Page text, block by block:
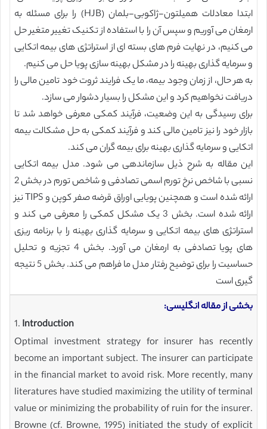
ابتدا معادلات همیلتون-ژاکوبی-بلمان (HJB) را برای مسئله به
ارمغان می آوریم و سپس آن را با استفاده از تکنیک تغییر متغیر حل
می کنیم، در نهایت فرم های بسته ای از استراتژی های بیمه اتکایی
و سرمایه گذاری بهینه را در مشکل بهینه سازی پویا حل می کنیم.
به هر حال، از زمان وجود بیمه، ما یک فرایند ثروت خود تامین مالی را
دریافت نخواهیم کرد و این مشکل را بسیار دشوار می سازد.
برای رسیدگی به این وضعیت، فرآیند کمکی معرفی خواهد شد تا
بازار خود را نیز تامین مالی کند و فرآیند کمکی به حل مشکالت بیمه
اتکایی و سرمایه گذاری بهینه برای بیمه گران می کند.
این مقاله به شرح ذیل سازماندهی می شود. مدل بیمه اتکایی
نسبی با شاخص نرخ تورم اسمی تصادفی و شاخص تورم در بخش 2
ارائه شده است و همچنین پویایی اوراق قرضه صفر کوپن و TIPS نیز
ارائه شده است. بخش 3 یک مشکل کمکی را معرفی می کند و
استراتژی های بیمه اتکایی و سرمایه گذاری بهینه را با برنامه ریزی
های پویا تصادفی به ارمغان می آورد. بخش 4 تجزیه و تحلیل
حساسیت را برای توضیح رفتار مدل ما فراهم می کند. بخش 5 نتیجه
گیری است
بخشی از مقاله انگلیسی:
1. Introduction
Optimal investment strategy for insurer has recently
become an important subject. The insurer can participate
in the financial market to avoid risk. More recently, many
literatures have studied maximizing the utility of terminal
value or minimizing the probability of ruin for the insurer.
Browne (cf. Browne, 1995) initiated the study of explicit